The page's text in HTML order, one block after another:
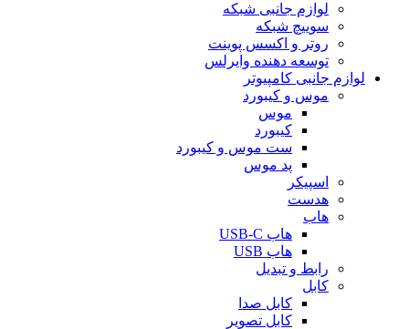
لوازم جانبی شبکه
سوییچ شبکه
روتر و اکسس پوینت
توسعه دهنده وایرلس
لوازم جانبی کامپیوتر
موس و کیبورد
موس
کیبورد
ست موس و کیبورد
پد موس
اسپیکر
هدست
هاب
هاب USB-C
هاب USB
رابط و تبدیل
کابل
کابل صدا
کابل تصویر